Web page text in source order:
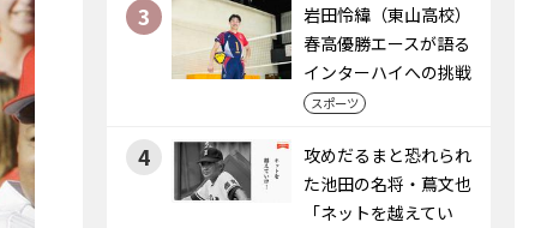
3
岩田怜緯（東山高校）
春高優勝エースが語る
インターハイへの挑戦
スポーツ
4
攻めだるまと恐れられ
た池田の名将・蔦文也
「ネットを越えてい